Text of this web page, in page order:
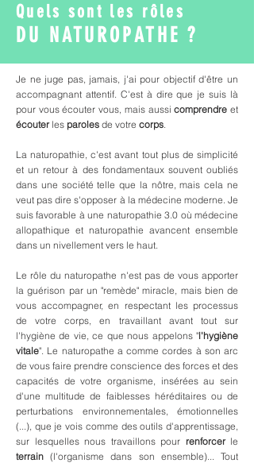
Quels sont les rôles
DU NATUROPATHE ?
Je ne juge pas, jamais, j'ai pour objectif d'être un
accompagnant attentif. C'est à dire que je suis là
pour vous écouter vous, mais aussicomprendre et
écouterles paroles de votre corps.
La naturopathie, c'est avant tout plus de simplicité
et un retour à des fondamentaux souvent oubliés
dans une société telle que la nôtre, mais cela ne
veut pas dire s'opposer à la médecine moderne. Je
suis favorable à une naturopathie 3.0 où médecine
allopathique et naturopathie avancent ensemble
dans un nivellement vers le haut.
Le rôle du naturopathe n'est pas de vous apporter
la guérison par un "remède" miracle, mais bien de
vous accompagner, en respectant les processus
de votre corps, en travaillant avant tout sur
l'hygiène de vie, ce que nous appelons "l'hygiène
vitale". Le naturopathe a comme cordes à son arc
de vous faire prendre conscience des forces et des
capacités de votre organisme, insérées au sein
d'une multitude de faiblesses héréditaires ou de
perturbations environnementales, émotionnelles
(...), que je vois comme des outils d'apprentissage,
sur lesquelles nous travaillons pour renforcerle
terrain (l'organisme dans son ensemble)... Tout